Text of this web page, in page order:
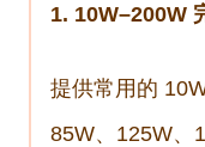
1. 10W–200W
提供常用的
85W、125W、